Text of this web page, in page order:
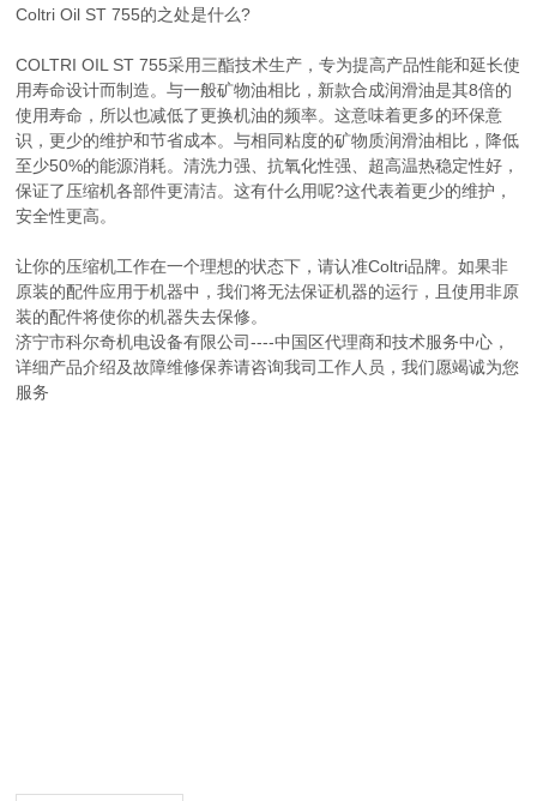
Coltri Oil ST 755的之处是什么?
COLTRI OIL ST 755采用三酯技术生产，专为提高产品性能和延长使
用寿命设计而制造。与一般矿物油相比，新款合成润滑油是其8倍的
使用寿命，所以也减低了更换机油的频率。这意味着更多的环保意
识，更少的维护和节省成本。与相同粘度的矿物质润滑油相比，降低
至少50%的能源消耗。清洗力强、抗氧化性强、超高温热稳定性好，
保证了压缩机各部件更清洁。这有什么用呢?这代表着更少的维护，
安全性更高。
让你的压缩机工作在一个理想的状态下，请认准Coltri品牌。如果非
原装的配件应用于机器中，我们将无法保证机器的运行，且使用非原
装的配件将使你的机器失去保修。
济宁市科尔奇机电设备有限公司----中国区代理商和技术服务中心，
详细产品介绍及故障维修保养请咨询我司工作人员，我们愿竭诚为您
服务